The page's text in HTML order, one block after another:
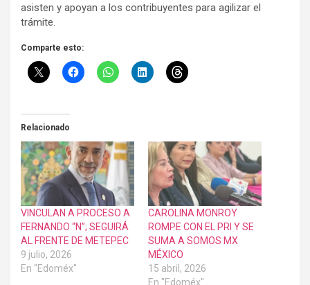
asisten y apoyan a los contribuyentes para agilizar el
trámite.
Comparte esto:
Relacionado
VINCULAN A PROCESO A
FERNANDO “N”; SEGUIRÁ
AL FRENTE DE METEPEC
9 julio, 2026
En "Edoméx"
CAROLINA MONROY
ROMPE CON EL PRI Y SE
SUMA A SOMOS MX
MÉXICO
15 abril, 2026
En "Edoméx"